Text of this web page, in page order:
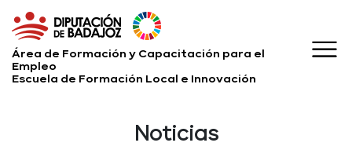
Área de Formación y Capacitación para el
Empleo
Escuela de Formación Local e Innovación
Noticias